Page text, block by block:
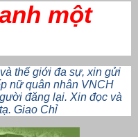
một
thế giới đa sự, xin gửi
nữ quân nhân VNCH
đăng lại. Xin đọc và
Giao Chỉ